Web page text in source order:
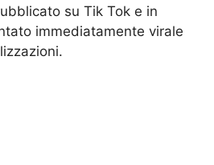
su Tik Tok e in
immediatamente virale